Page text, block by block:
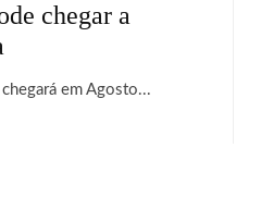
chegar a
em Agosto...